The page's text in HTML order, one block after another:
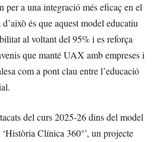
per a una integració més eficaç en el
és que aquest model educatiu
al voltant del 95% i es reforça
que manté UAX amb empreses i
com a pont clau entre l’educació
del curs 2025-26 dins del model
Clínica 360°’, un projecte